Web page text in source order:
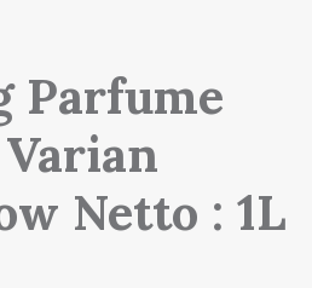
Parfume
Netto : 1L